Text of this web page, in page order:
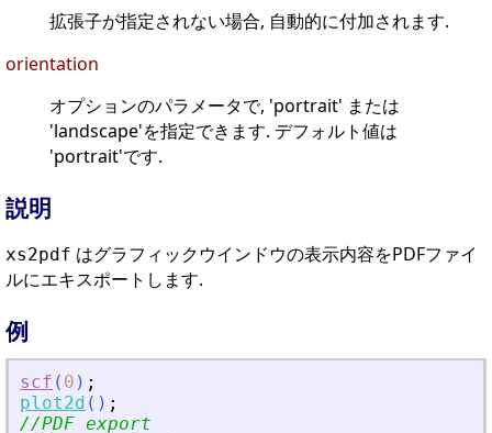
拡張子が指定されない場合, 自動的に付加されます.
orientation
オプションのパラメータで, 'portrait' または
'landscape'を指定できます. デフォルト値は
'portrait'です.
説明
xs2pdf はグラフィックウインドウの表示内容をPDFファイ
ルにエキスポートします.
例
scf ( 0 ) ;
plot2d ( ) ;
//PDF export